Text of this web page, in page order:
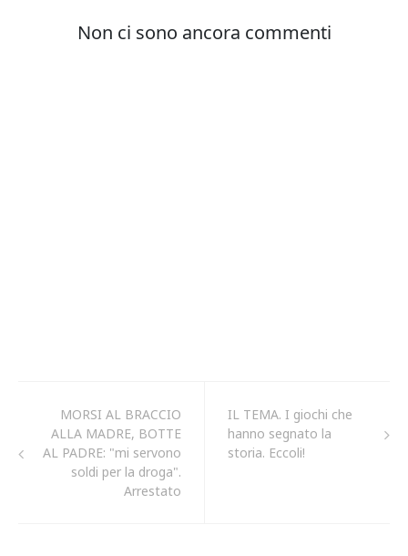
MORSI AL BRACCIO
ALLA MADRE, BOTTE
AL PADRE: "mi servono
soldi per la droga".
Arrestato
IL TEMA. I giochi che
hanno segnato la
storia. Eccoli!